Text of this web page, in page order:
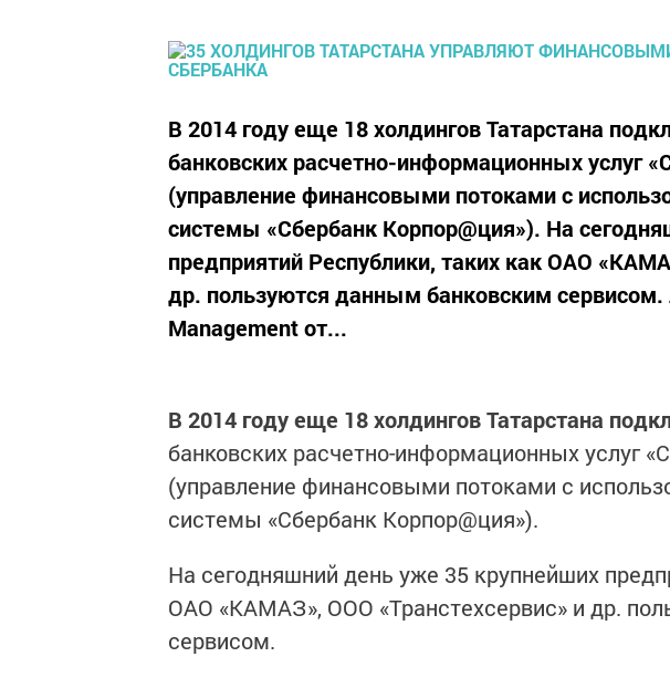
В 2014 году еще 18 холдингов Татарстана
банковских расчетно-информационных услуг
(управление финансовыми потоками с
системы «Сбербанк Корпор@ция»). На
предприятий Республики, таких как ОАО
др. пользуются данным банковским сервисом.
Management от...
В 2014 году еще 18 холдингов Татарстана
банковских расчетно-информационных услуг
(управление финансовыми потоками с
системы «Сбербанк Корпор@ция»).
На сегодняшний день уже 35 крупнейших
ОАО «КАМАЗ», ООО «Транстехсервис» и др.
сервисом.